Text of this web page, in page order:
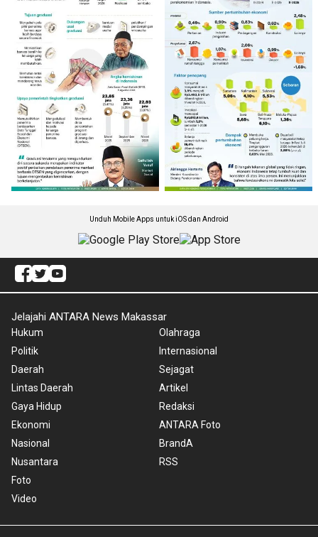
Unduh Mobile Apps untuk iOS dan Android
Jelajahi ANTARA News Makassar
Hukum
Politik
Daerah
Lintas Daerah
Gaya Hidup
Ekonomi
Nasional
Nusantara
Foto
Video
Olahraga
Internasional
Sejagat
Artikel
Redaksi
ANTARA Foto
BrandA
RSS